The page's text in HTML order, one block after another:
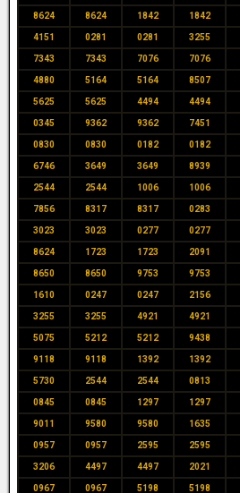
8624 8624 1842 1842
4151 0281 0281 3255
7343 7343 7076 7076
4880 5164 5164 8507
5625 5625 4494 4494
0345 9362 9362 7451
0830 0830 0182 0182
6746 3649 3649 8939
2544 2544 1006 1006
7856 8317 8317 0283
3023 3023 0277 0277
8624 1723 1723 2091
8650 8650 9753 9753
1610 0247 0247 2156
3255 3255 4921 4921
5075 5212 5212 9438
9118 9118 1392 1392
5730 2544 2544 0813
0845 0845 1297 1297
9011 9580 9580 1635
0957 0957 2595 2595
3206 4497 4497 2021
0967 0967 5198 5198